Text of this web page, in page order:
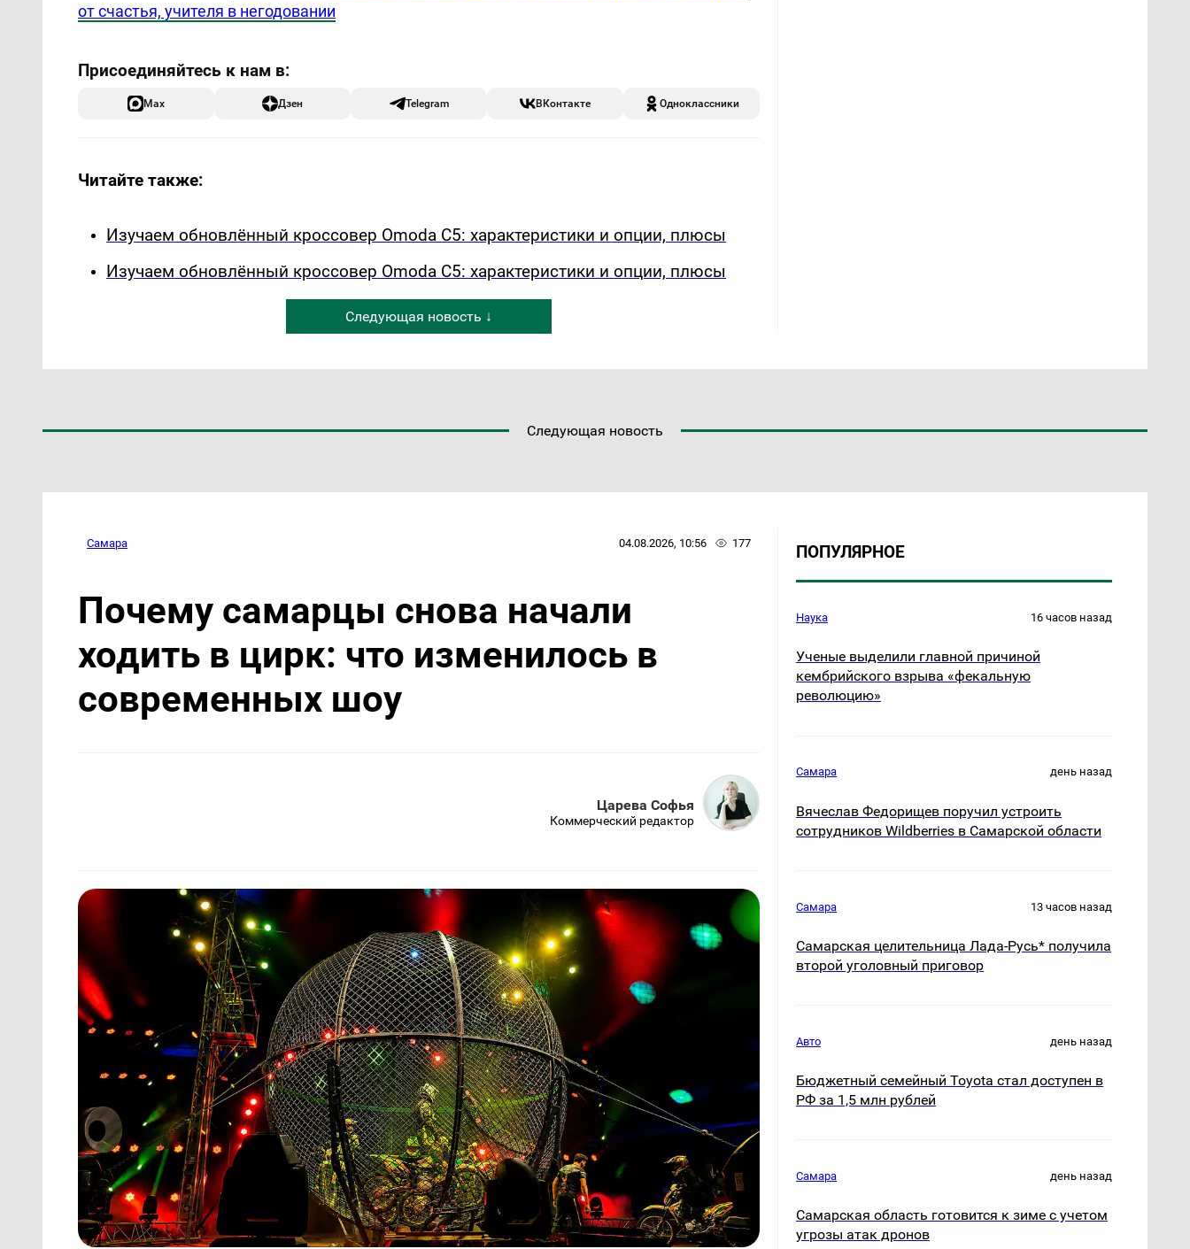
от счастья, учителя в негодовании
Max Дзен Telegram ВКонтакте Одноклассники
Читайте также:
Изучаем обновлённый кроссовер Omoda C5: характеристики и опции, плюсы
Изучаем обновлённый кроссовер Omoda C5: характеристики и опции, плюсы
Следующая новость ↓
Следующая новость
Самара 04.08.2026, 10:56 177
Почему самарцы снова начали
ходить в цирк: что изменилось в
современных шоу
Царева Софья
Коммерческий редактор
ПОПУЛЯРНОЕ
Наука 16 часов назад
Ученые выделили главной причиной
кембрийского взрыва «фекальную
революцию»
Самара день назад
Вячеслав Федорищев поручил устроить
сотрудников Wildberries в Самарской области
Самара 13 часов назад
Самарская целительница Лада-Русь* получила
второй уголовный приговор
Авто день назад
Бюджетный семейный Toyota стал доступен в
РФ за 1,5 млн рублей
Самара день назад
Самарская область готовится к зиме с учетом
угрозы атак дронов